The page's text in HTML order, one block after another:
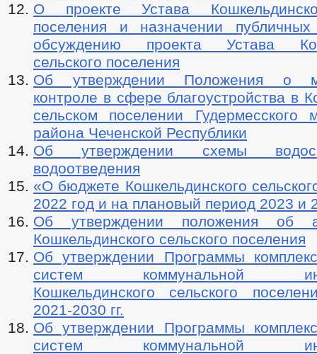
О проекте Устава
поселения и назначении
обсуждению проекта Устава
сельского поселения
Об утверждении Положения о
контроле в сфере благоустройства в
сельском поселении Гудермесского
района Чеченской Республики
Об утверждении схемы
водоотведения
«О бюджете Кошкельдинского
2022 год и на плановый период 2023 и
Об утверждении положения об
Кошкельдинского сельского поселения
Об утверждении Программы
систем коммунальной
Кошкельдинского сельского
2021-2030 гг.
Об утверждении Программы
систем коммунальной